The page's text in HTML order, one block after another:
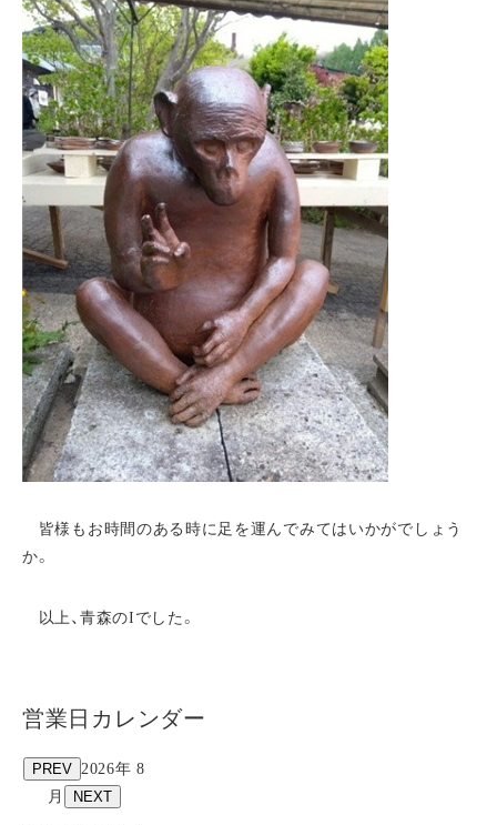
皆様もお時間のある時に足を運んでみてはいかがでしょう
か。
以上、青森のIでした。
営業日カレンダー
PREV 2026年 8
月
NEXT